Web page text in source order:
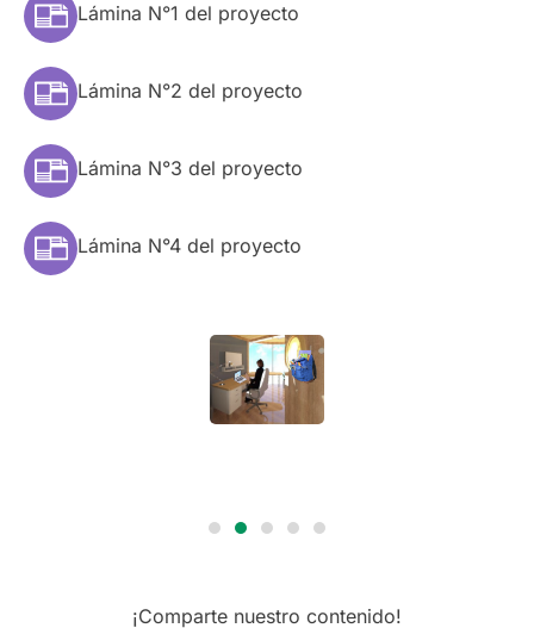
Lámina N°1 del proyecto
Lámina N°2 del proyecto
Lámina N°3 del proyecto
Lámina N°4 del proyecto
¡Comparte nuestro contenido!